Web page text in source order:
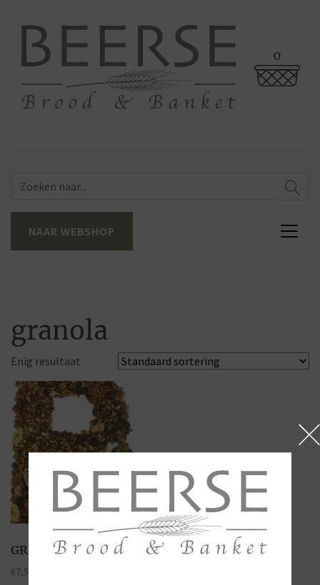
0
NAAR WEBSHOP
granola
Enig resultaat
GRANOLA
€7,50